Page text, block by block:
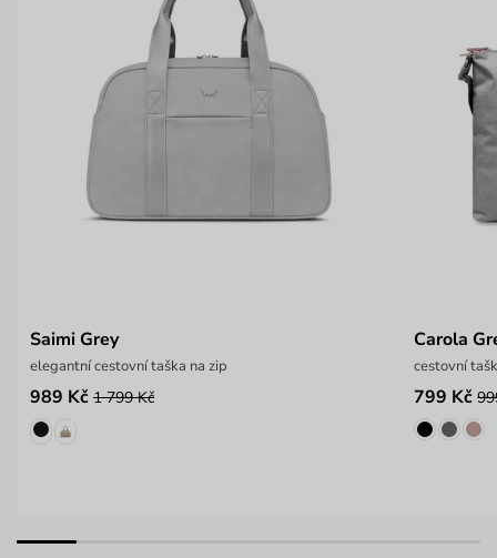
Saimi Grey
elegantní cestovní taška na zip
989 Kč 1 799 Kč
Carola
cestovní
799 Kč